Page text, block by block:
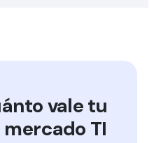
vale tu
TI